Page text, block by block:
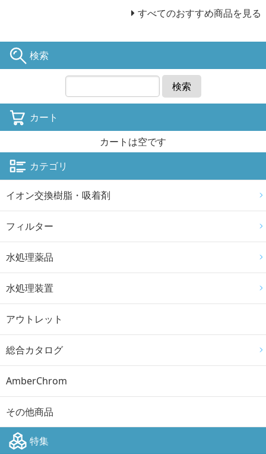
すべてのおすすめ商品を見る
検索
検索
カート
カートは空です
カテゴリ
イオン交換樹脂・吸着剤
フィルター
水処理薬品
水処理装置
アウトレット
総合カタログ
AmberChrom
その他商品
特集